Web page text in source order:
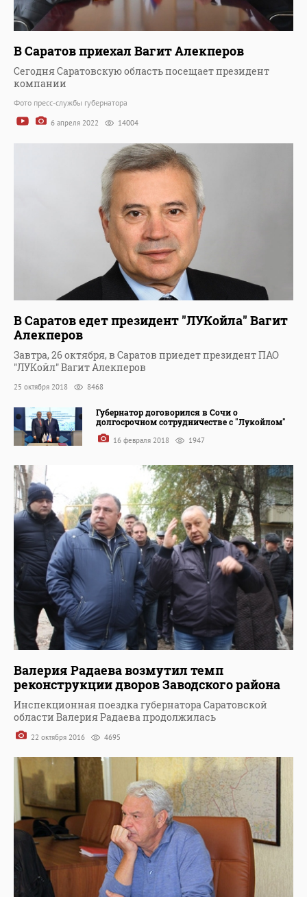
В Саратов приехал Вагит Алекперов
Сегодня Саратовскую область посещает президент
компании
Фото пресс-службы губернатора
6 апреля 2022 14004
В Саратов едет президент "ЛУКойла" Вагит
Алекперов
Завтра, 26 октября, в Саратов приедет президент ПАО
"ЛУКойл" Вагит Алекперов
25 октября 2018 8468
Губернатор договорился в Сочи о
долгосрочном сотрудничестве с "Лукойлом"
16 февраля 2018 1947
Валерия Радаева возмутил темп
реконструкции дворов Заводского района
Инспекционная поездка губернатора Саратовской
области Валерия Радаева продолжилась
22 октября 2016 4695